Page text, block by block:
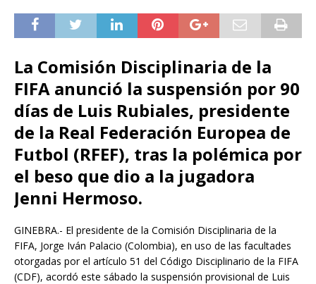
La Comisión Disciplinaria de la
FIFA anunció la suspensión por 90
días de Luis Rubiales, presidente
de la Real Federación Europea de
Futbol (RFEF), tras la polémica por
el beso que dio a la jugadora
Jenni Hermoso.
GINEBRA.- El presidente de la Comisión Disciplinaria de la
FIFA, Jorge Iván Palacio (Colombia), en uso de las facultades
otorgadas por el artículo 51 del Código Disciplinario de la FIFA
(CDF), acordó este sábado la suspensión provisional de Luis